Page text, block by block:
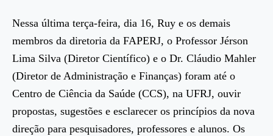
Nessa última terça-feira, dia 16, Ruy e os demais
membros da diretoria da FAPERJ, o Professor Jérson
Lima Silva (Diretor Científico) e o Dr. Cláudio Mahler
(Diretor de Administração e Finanças) foram até o
Centro de Ciência da Saúde (CCS), na UFRJ, ouvir
propostas, sugestões e esclarecer os princípios da nova
direção para pesquisadores, professores e alunos. Os